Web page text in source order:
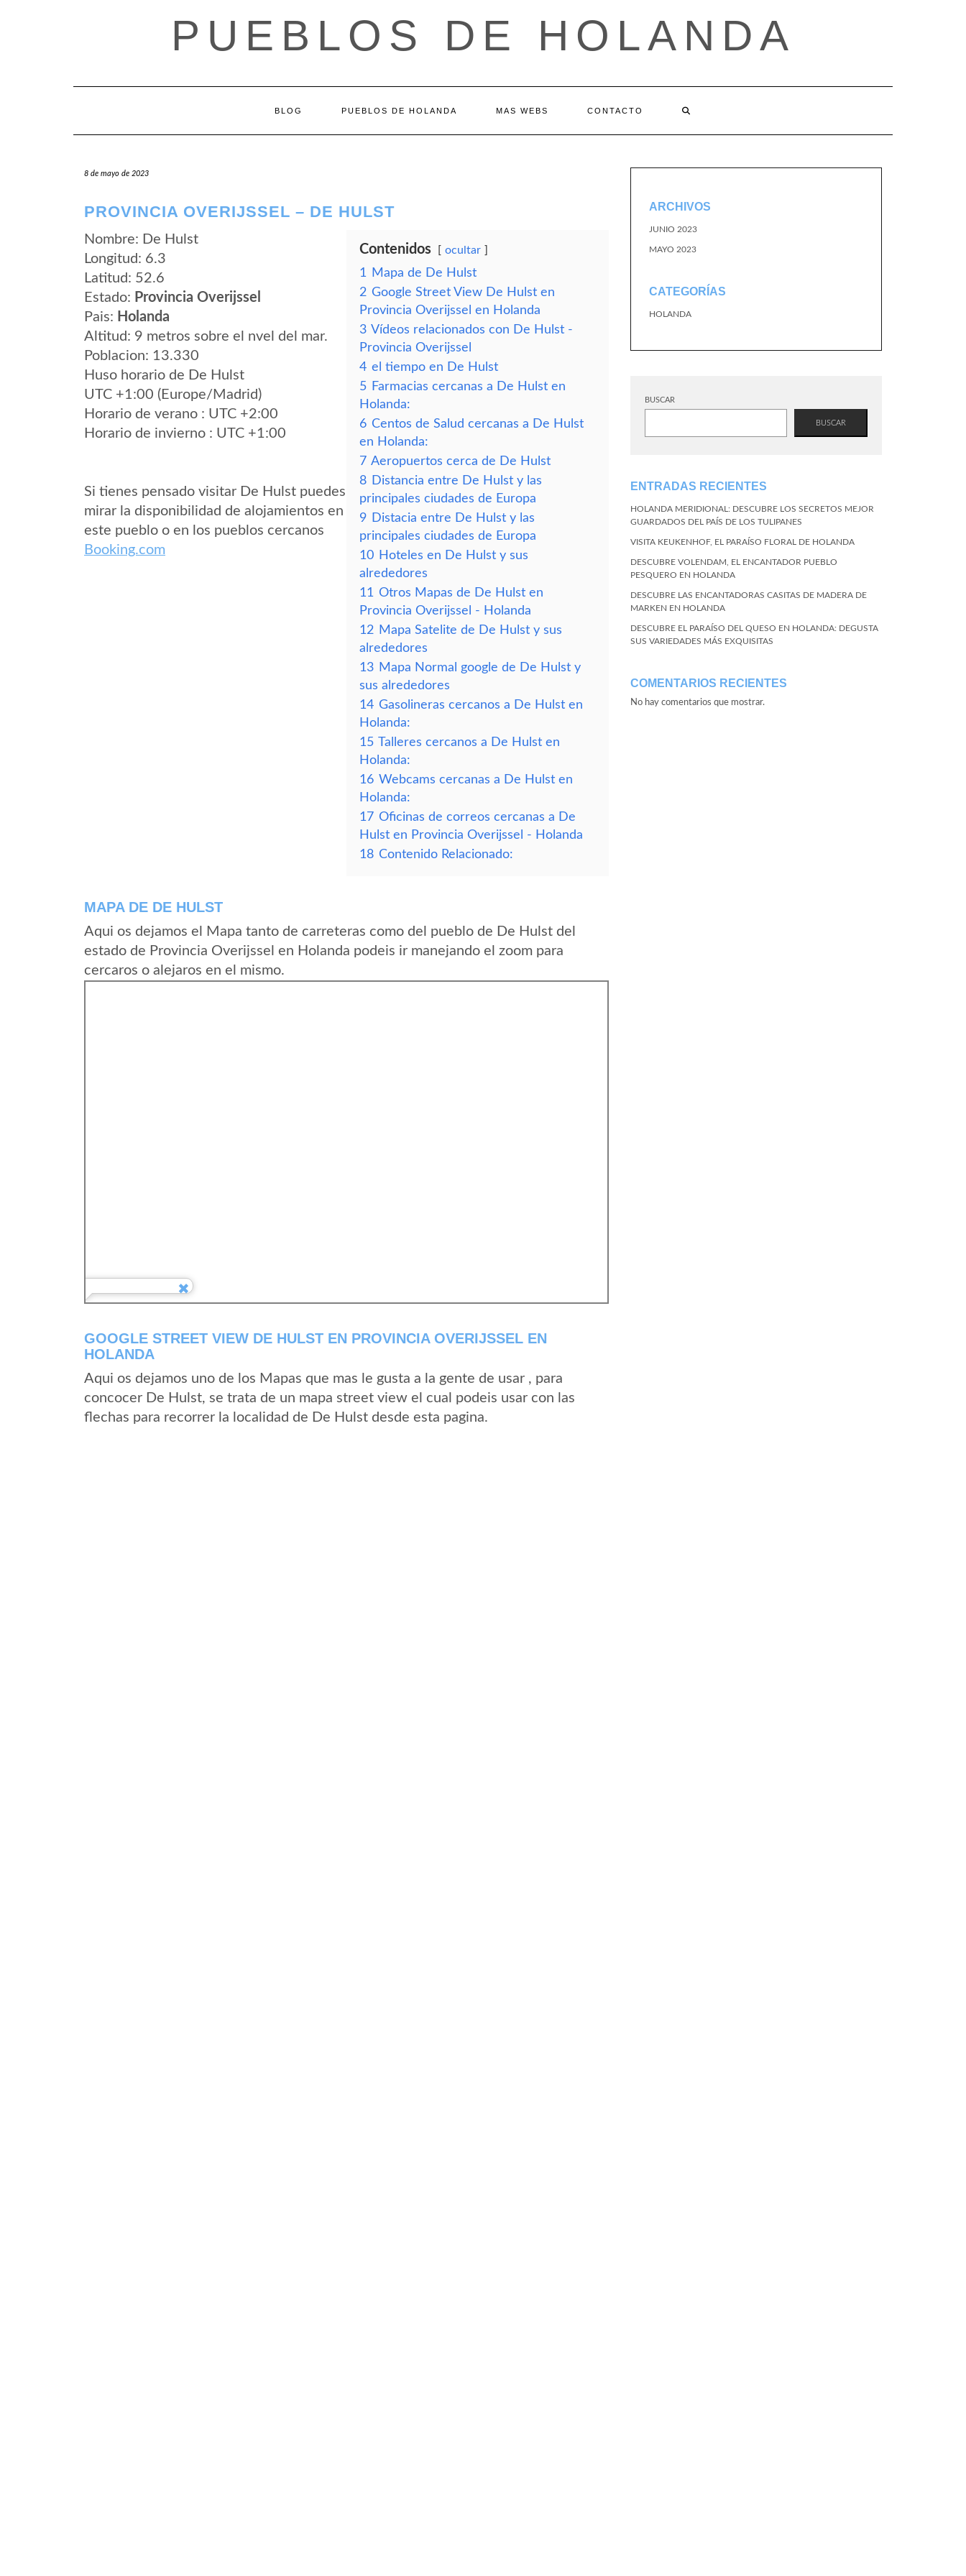
PUEBLOS DE HOLANDA
BLOG PUEBLOS DE HOLANDA MAS WEBS CONTACTO
8 de mayo de 2023
PROVINCIA OVERIJSSEL – DE HULST
Nombre: De Hulst
Longitud: 6.3
Latitud: 52.6
Estado: Provincia Overijssel
Pais: Holanda
Altitud: 9 metros sobre el nvel del mar.
Poblacion: 13.330
Huso horario de De Hulst
UTC +1:00 (Europe/Madrid)
Horario de verano : UTC +2:00
Horario de invierno : UTC +1:00
Si tienes pensado visitar De Hulst puedes
mirar la disponibilidad de alojamientos en
este pueblo o en los pueblos cercanos
Booking.com
Contenidos ocultar
1
Mapa de De Hulst
2 Google Street View De Hulst en
Provincia Overijssel en Holanda
3 Vídeos relacionados con De Hulst -
Provincia Overijssel
4 el tiempo en De Hulst
5 Farmacias cercanas a De Hulst en
Holanda:
6 Centos de Salud cercanas a De Hulst
en Holanda:
7 Aeropuertos cerca de De Hulst
8 Distancia entre De Hulst y las
principales ciudades de Europa
9 Distacia entre De Hulst y las
principales ciudades de Europa
10 Hoteles en De Hulst y sus
alrededores
11 Otros Mapas de De Hulst en
Provincia Overijssel - Holanda
12 Mapa Satelite de De Hulst y sus
alrededores
13 Mapa Normal google de De Hulst y
sus alrededores
14 Gasolineras cercanos a De Hulst en
Holanda:
15 Talleres cercanos a De Hulst en
Holanda:
16 Webcams cercanas a De Hulst en
Holanda:
17 Oficinas de correos cercanas a De
Hulst en Provincia Overijssel - Holanda
18 Contenido Relacionado:
MAPA DE DE HULST
Aqui os dejamos el Mapa tanto de carreteras como del pueblo de De Hulst del
estado de Provincia Overijssel en Holanda podeis ir manejando el zoom para
cercaros o alejaros en el mismo.
GOOGLE STREET VIEW DE HULST EN PROVINCIA OVERIJSSEL EN
HOLANDA
Aqui os dejamos uno de los Mapas que mas le gusta a la gente de usar , para
concocer De Hulst, se trata de un mapa street view el cual podeis usar con las
flechas para recorrer la localidad de De Hulst desde esta pagina.
ARCHIVOS
JUNIO 2023
MAYO 2023
CATEGORÍAS
HOLANDA
BUSCAR
BUSCAR
ENTRADAS RECIENTES
HOLANDA MERIDIONAL: DESCUBRE LOS SECRETOS MEJOR
GUARDADOS DEL PAÍS DE LOS TULIPANES
VISITA KEUKENHOF, EL PARAÍSO FLORAL DE HOLANDA
DESCUBRE VOLENDAM, EL ENCANTADOR PUEBLO
PESQUERO EN HOLANDA
DESCUBRE LAS ENCANTADORAS CASITAS DE MADERA DE
MARKEN EN HOLANDA
DESCUBRE EL PARAÍSO DEL QUESO EN HOLANDA: DEGUSTA
SUS VARIEDADES MÁS EXQUISITAS
COMENTARIOS RECIENTES
No hay comentarios que mostrar.